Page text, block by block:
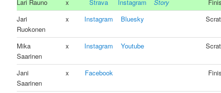
Lari Rauno x Strava Instagram Story
Jari
Ruokonen
x Instagram Bluesky
Mika
Saarinen
x Instagram Youtube
Jani
Saarinen
x Facebook